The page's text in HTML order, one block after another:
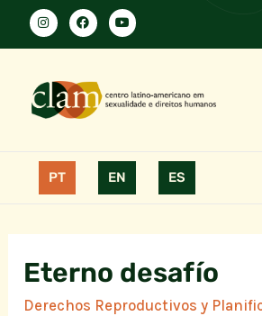
PT EN ES
Eterno desafío
Derechos Reproductivos y